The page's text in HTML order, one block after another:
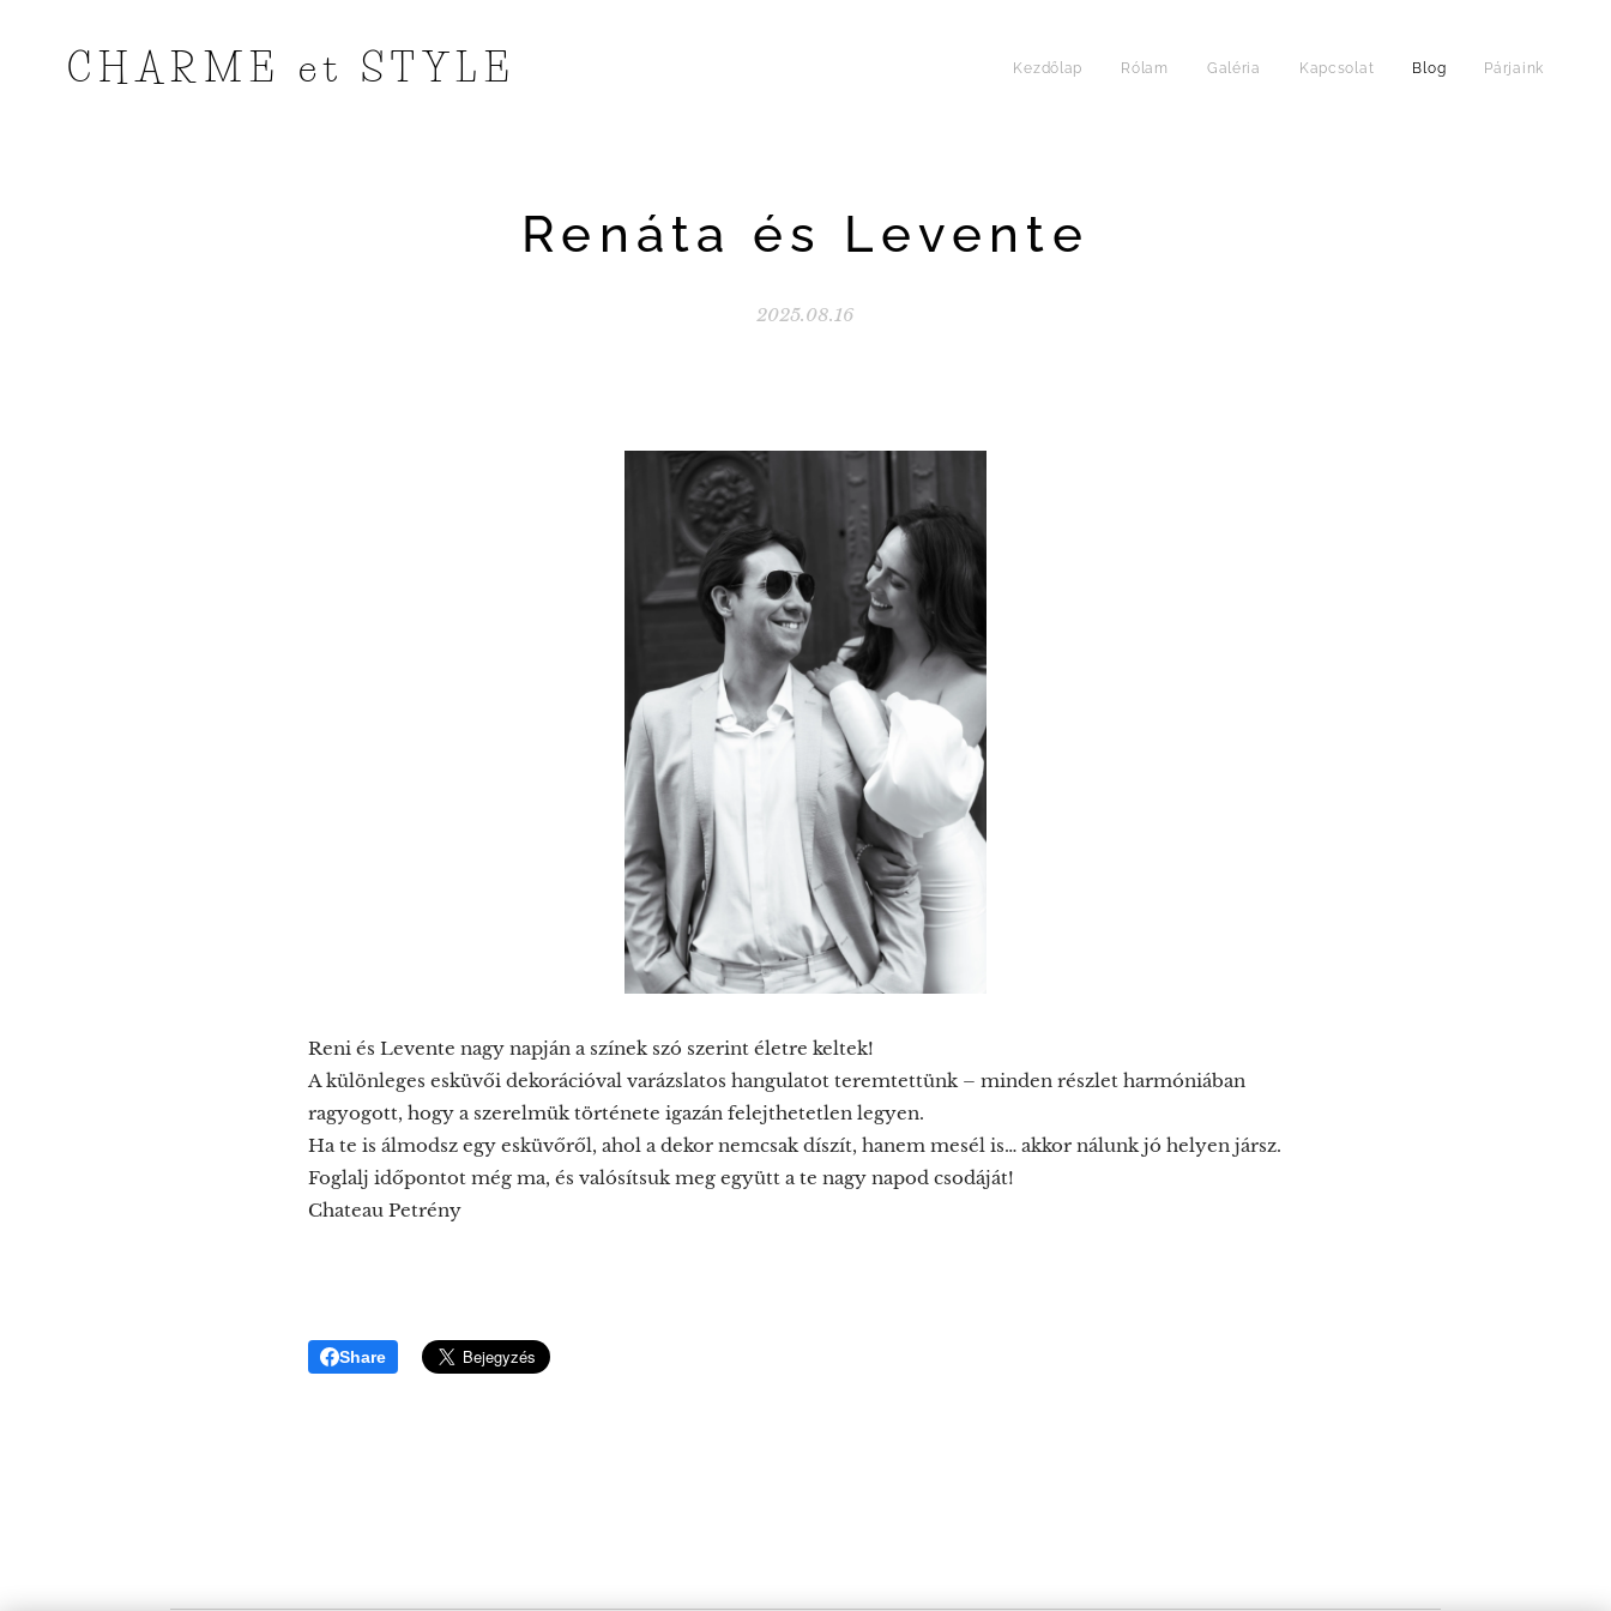
CHARME et STYLE Kezdőlap Rólam Galéria Kapcsolat Blog Párjaink
Renáta és Levente
2025.08.16
Reni és Levente nagy napján a színek szó szerint életre keltek!
A különleges esküvői dekorációval varázslatos hangulatot teremtettünk – minden részlet harmóniában
ragyogott, hogy a szerelmük története igazán felejthetetlen legyen.
Ha te is álmodsz egy esküvőről, ahol a dekor nemcsak díszít, hanem mesél is… akkor nálunk jó helyen jársz.
Foglalj időpontot még ma, és valósítsuk meg együtt a te nagy napod csodáját!
Chateau Petrény
Share